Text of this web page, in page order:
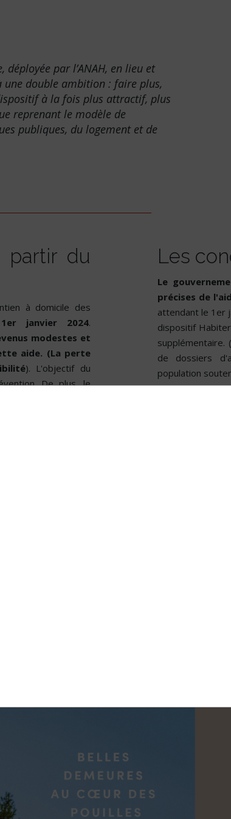
par l’ANAH, en lieu et
une double ambition : faire plus,
à la fois plus attractif, plus
reprenant le modèle de
publiques, du logement et de
partir du
à domicile des
1er janvier 2024.
modestes et
aide. (La perte
). L'objectif du
De plus, le
s'inscrit dans une
la ville devienne
Les
Le
précises de
attendant le 1er
dispositif
de dossiers
population